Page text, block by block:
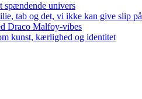
spændende univers
tab og det, vi ikke kan give slip på
Draco Malfoy-vibes
kunst, kærlighed og identitet